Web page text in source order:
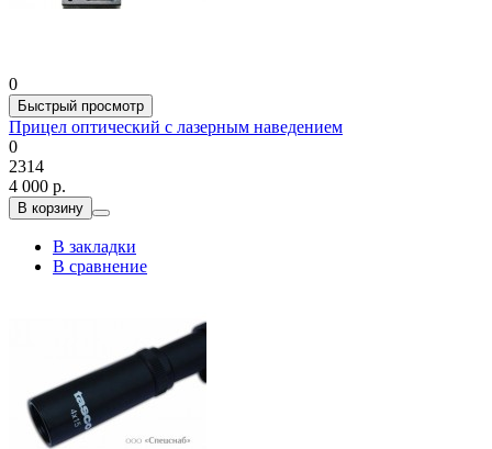
0
Быстрый просмотр
Прицел оптический с лазерным наведением
0
2314
4 000 р.
В корзину
В закладки
В сравнение